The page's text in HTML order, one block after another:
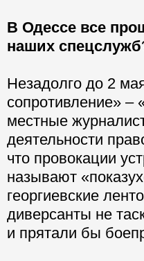
В Одессе все
наших спецслужб
Незадолго до 2
сопротивление» –
местные
деятельности
что провокации
называют
георгиевские
диверсанты не
и прятали бы